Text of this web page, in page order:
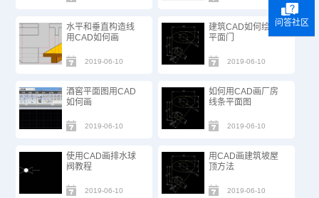
水平和垂直构造线
用CAD如何画
2019-06-10
建筑CAD如何绘制
平面门
2019-06-10
酒窖平面图用CAD
如何画
2019-06-10
如何用CAD画厂房
线条平面图
2019-06-10
使用CAD画排水球
阀教程
2019-06-10
用CAD画建筑坡屋
顶方法
2019-06-10
问答社区